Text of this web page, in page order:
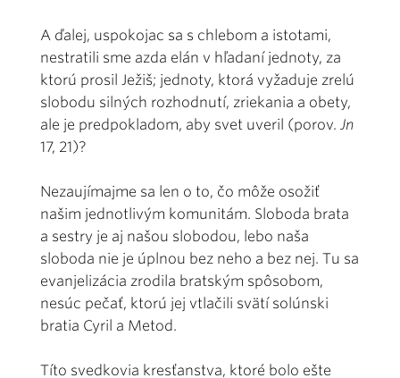
A ďalej, uspokojac sa s chlebom a istotami,
nestratili sme azda elán v hľadaní jednoty, za
ktorú prosil Ježiš; jednoty, ktorá vyžaduje zrelú
slobodu silných rozhodnutí, zriekania a obety,
ale je predpokladom, aby svet uveril (porov. Jn
17, 21)?
Nezaujímajme sa len o to, čo môže osožiť
našim jednotlivým komunitám. Sloboda brata
a sestry je aj našou slobodou, lebo naša
sloboda nie je úplnou bez neho a bez nej. Tu sa
evanjelizácia zrodila bratským spôsobom,
nesúc pečať, ktorú jej vtlačili svätí solúnski
bratia Cyril a Metod.
Títo svedkovia kresťanstva, ktoré bolo ešte